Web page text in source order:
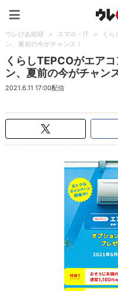
ウレぴあ総研 > スマホ・IT >
くら
ン、夏前の今がチャンス！
くらしTEPCOがエア
ン、夏前の今がチャン
2021.6.11 17:00配信